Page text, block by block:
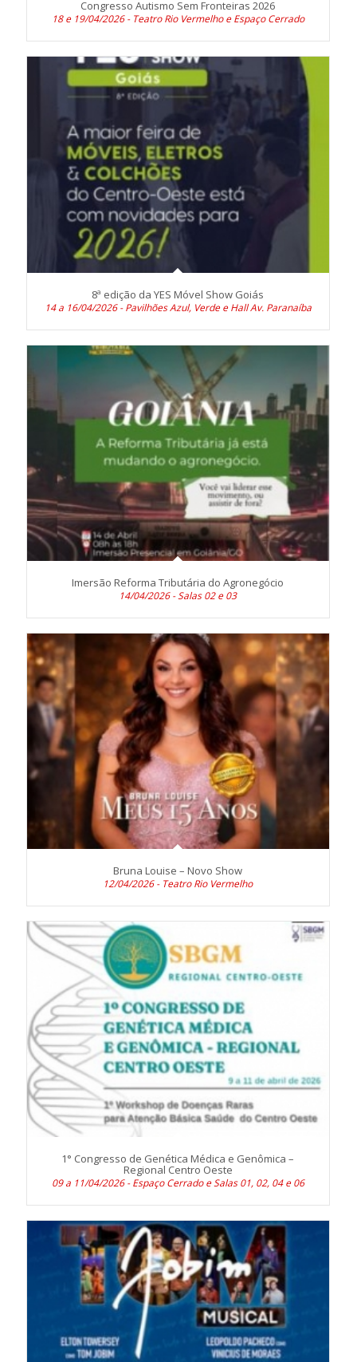
Congresso Autismo Sem Fronteiras 2026
18 e 19/04/2026 - Teatro Rio Vermelho e Espaço Cerrado
8ª edição da YES Móvel Show Goiás
14 a 16/04/2026 - Pavilhões Azul, Verde e Hall Av. Paranaíba
Imersão Reforma Tributária do Agronegócio
14/04/2026 - Salas 02 e 03
Bruna Louise – Novo Show
12/04/2026 - Teatro Rio Vermelho
1° Congresso de Genética Médica e Genômica –
Regional Centro Oeste
09 a 11/04/2026 - Espaço Cerrado e Salas 01, 02, 04 e 06